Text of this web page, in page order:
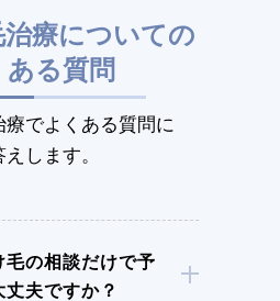
療についての
ある質問
でよくある質問に
えします。
毛の相談だけで予
夫ですか？